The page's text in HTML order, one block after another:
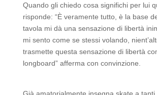
Quando gli chiedo cosa significhi per lui
risponde: “È veramente tutto, è la base
tavola mi dà una sensazione di libertà
mi sento come se stessi volando,
trasmette questa sensazione di libertà
longboard” afferma con convinzione.